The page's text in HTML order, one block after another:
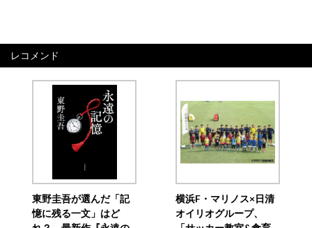
レコメンド
東野圭吾が選んだ「記
憶に残る一文」はど
横浜F・マリノス×日清
オイリオグループ、